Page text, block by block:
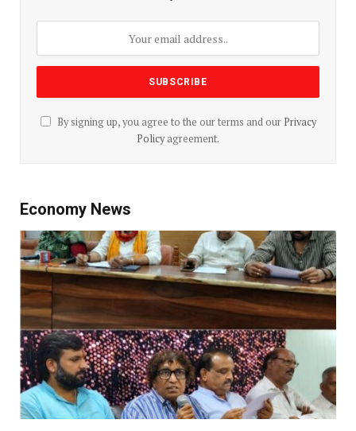
By signing up, you agree to the our terms and our Privacy
Policyagreement.
Economy News